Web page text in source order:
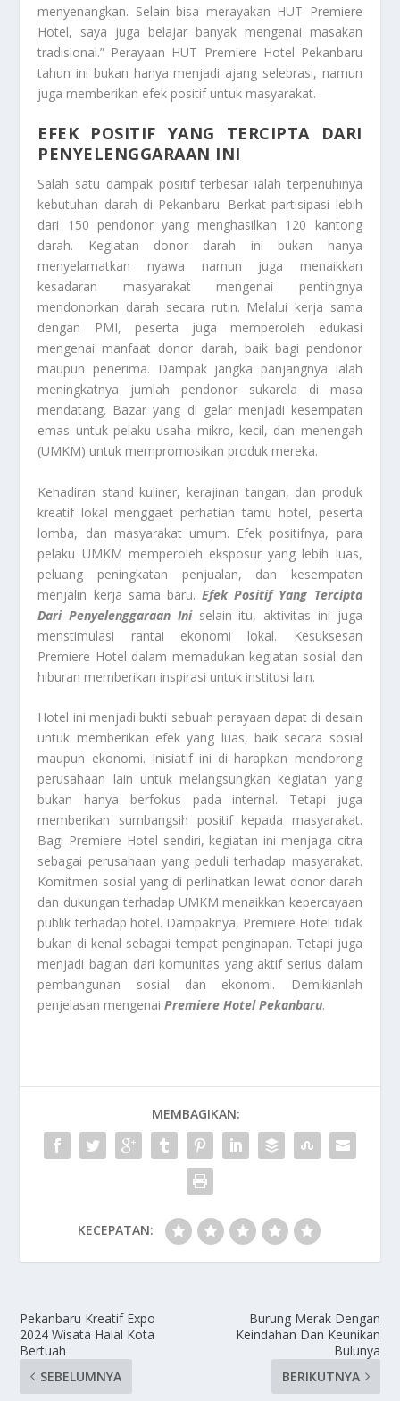
menyenangkan. Selain bisa merayakan HUT Premiere
Hotel, saya juga belajar banyak mengenai masakan
tradisional.” Perayaan HUT Premiere Hotel Pekanbaru
tahun ini bukan hanya menjadi ajang selebrasi, namun
juga memberikan efek positif untuk masyarakat.
EFEK POSITIF YANG TERCIPTA DARI
PENYELENGGARAAN INI
Salah satu dampak positif terbesar ialah terpenuhinya
kebutuhan darah di Pekanbaru. Berkat partisipasi lebih
dari 150 pendonor yang menghasilkan 120 kantong
darah. Kegiatan donor darah ini bukan hanya
menyelamatkan nyawa namun juga menaikkan
kesadaran masyarakat mengenai pentingnya
mendonorkan darah secara rutin. Melalui kerja sama
dengan PMI, peserta juga memperoleh edukasi
mengenai manfaat donor darah, baik bagi pendonor
maupun penerima. Dampak jangka panjangnya ialah
meningkatnya jumlah pendonor sukarela di masa
mendatang. Bazar yang di gelar menjadi kesempatan
emas untuk pelaku usaha mikro, kecil, dan menengah
(UMKM) untuk mempromosikan produk mereka.
Kehadiran stand kuliner, kerajinan tangan, dan produk
kreatif lokal menggaet perhatian tamu hotel, peserta
lomba, dan masyarakat umum. Efek positifnya, para
pelaku UMKM memperoleh eksposur yang lebih luas,
peluang peningkatan penjualan, dan kesempatan
menjalin kerja sama baru.Efek Positif Yang Tercipta
Dari Penyelenggaraan Iniselain itu, aktivitas ini juga
menstimulasi rantai ekonomi lokal. Kesuksesan
Premiere Hotel dalam memadukan kegiatan sosial dan
hiburan memberikan inspirasi untuk institusi lain.
Hotel ini menjadi bukti sebuah perayaan dapat di desain
untuk memberikan efek yang luas, baik secara sosial
maupun ekonomi. Inisiatif ini di harapkan mendorong
perusahaan lain untuk melangsungkan kegiatan yang
bukan hanya berfokus pada internal. Tetapi juga
memberikan sumbangsih positif kepada masyarakat.
Bagi Premiere Hotel sendiri, kegiatan ini menjaga citra
sebagai perusahaan yang peduli terhadap masyarakat.
Komitmen sosial yang di perlihatkan lewat donor darah
dan dukungan terhadap UMKM menaikkan kepercayaan
publik terhadap hotel. Dampaknya, Premiere Hotel tidak
bukan di kenal sebagai tempat penginapan. Tetapi juga
menjadi bagian dari komunitas yang aktif serius dalam
pembangunan sosial dan ekonomi. Demikianlah
penjelasan mengenaiPremiere Hotel Pekanbaru.
MEMBAGIKAN:
KECEPATAN:
Pekanbaru Kreatif Expo
2024 Wisata Halal Kota
Bertuah
SEBELUMNYA
Burung Merak Dengan
Keindahan Dan Keunikan
Bulunya
BERIKUTNYA